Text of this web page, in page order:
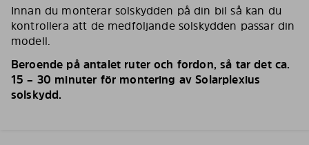
Innan du monterar solskydden på din bil så kan du
kontrollera att de medföljande solskydden passar din
modell.
Beroende på antalet ruter och fordon, så tar det ca.
15 – 30 minuter för montering av Solarplexius
solskydd.